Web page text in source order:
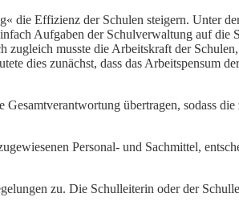
die Effizienz der Schulen steigern. Unter
Aufgaben der Schulverwaltung auf die
musste die Arbeitskraft der
dies zunächst, dass das Arbeitspensum
übertragen, sodass
Personal- und Sachmittel,
zu. Die Schulleiterin oder der